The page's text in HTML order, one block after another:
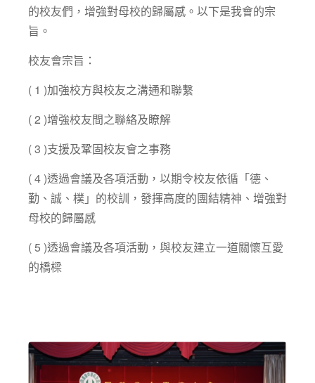
的校友們，增強對母校的歸屬感。以下是我會的宗
旨。
校友會宗旨：
( 1 )加強校方與校友之溝通和聯繫
( 2 )增強校友間之聯絡及瞭解
( 3 )支援及鞏固校友會之事務
( 4 )透過會議及各項活動，以期令校友依循「德、
勤、誠、樸」的校訓，發揮高度的團結精神、增強對
母校的歸屬感
( 5 )透過會議及各項活動，與校友建立一道關懷互愛
的橋樑